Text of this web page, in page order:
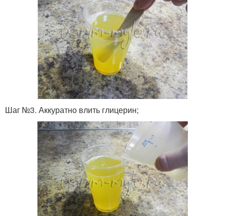
Шаг №3. Аккуратно влить глицерин;